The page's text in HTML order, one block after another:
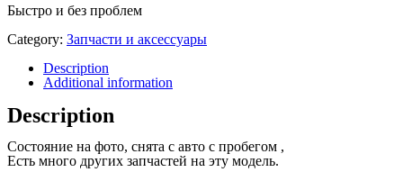
Быстро и без проблем
Category: Запчасти и аксессуары
Description
Additional information
Description
Состояние на фото, снята с авто с пробегом ,
Есть много других запчастей на эту модель.